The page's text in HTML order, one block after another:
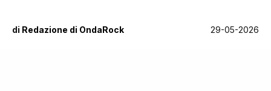
di Redazione di OndaRock 29-05-2026